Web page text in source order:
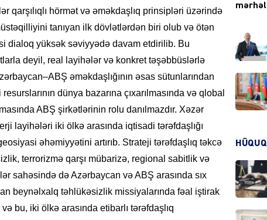
qarşılıqlı hörmət və əməkdaşlıq prinsipləri üzərində
tanıyan ilk dövlətlərdən biri olub və ötən
dialoq yüksək səviyyədə davam etdirilib. Bu
deyil, real layihələr və konkret təşəbbüslərlə
əməkdaşlığının əsas sütunlarından
dünya bazarına çıxarılmasında və qlobal
ABŞ şirkətlərinin rolu danılmazdır. Xəzər
layihələri iki ölkə arasında iqtisadi tərəfdaşlığı
əhəmiyyətini artırıb. Strateji tərəfdaşlıq təkcə
terrorizmə qarşı mübarizə, regional sabitlik və
sahəsində də Azərbaycan və ABŞ arasında sıx
beynəlxalq təhlükəsizlik missiyalarında fəal iştirak
bu, iki ölkə arasında etibarlı tərəfdaşlıq
XARİCİ
HÜQUQ